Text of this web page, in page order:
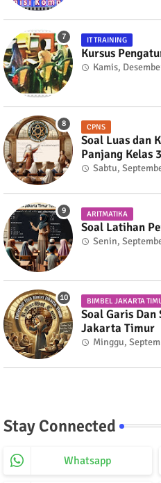
IT TRAINING
Kursus
Kamis,
CPNS
Soal Luas dan
Panjang Kelas
Sabtu,
ARITMATIKA
Soal Latihan
Senin,
BIMBEL JAKARTA
Soal Garis Dan
Jakarta Timur
Minggu,
Stay Connected
Whatsapp